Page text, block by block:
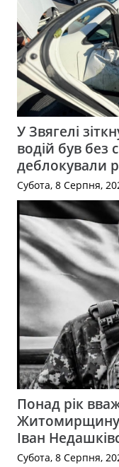
У Звягелі
водій був без
деблокували
Субота, 8 Серпня,
Понад рік
Житомирщину
Іван
Субота, 8 Серпня,